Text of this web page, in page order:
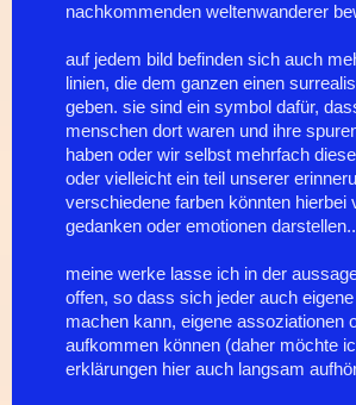
nachkommenden weltenwanderer
auf jedem bild befinden sich auch
linien, die dem ganzen einen
geben. sie sind ein symbol dafür,
menschen dort waren und ihre
haben oder wir selbst mehrfach
oder vielleicht ein teil unserer
verschiedene farben könnten hierbei
gedanken oder emotionen
meine werke lasse ich in der
offen, so dass sich jeder auch
machen kann, eigene assoziationen
aufkommen können (daher möchte
erklärungen hier auch langsam